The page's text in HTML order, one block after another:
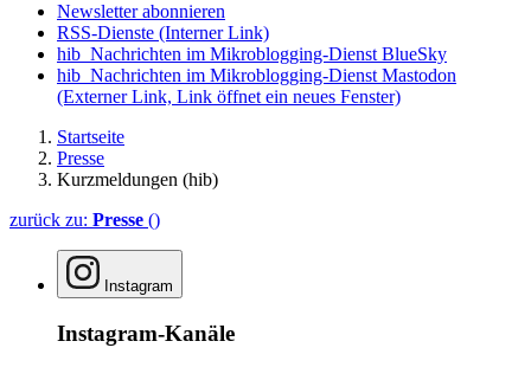
Newsletter abonnieren
RSS-Dienste (Interner Link)
hib_Nachrichten im Mikroblogging-Dienst BlueSky
hib_Nachrichten im Mikroblogging-Dienst Mastodon
(Externer Link, Link öffnet ein neues Fenster)
Startseite
Presse
Kurzmeldungen (hib)
zurück zu: Presse ()
Instagram
Instagram-Kanäle